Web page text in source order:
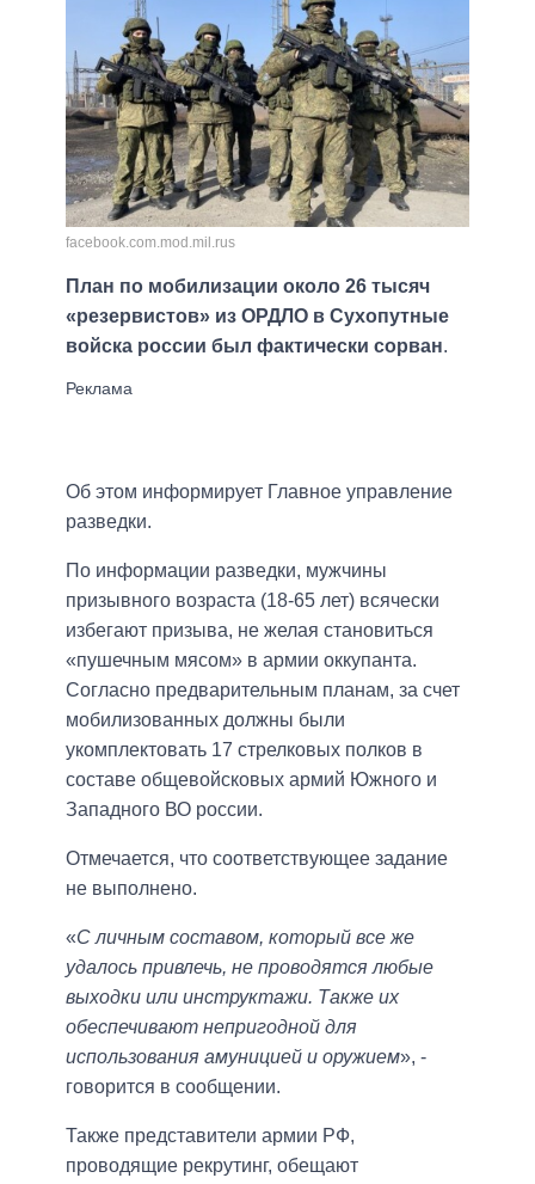
facebook.com.mod.mil.rus
План по мобилизации около 26 тысяч
«резервистов» из ОРДЛО в Сухопутные
войска россии был фактически сорван.
Об этом информирует Главное управление
разведки.
По информации разведки, мужчины
призывного возраста (18-65 лет) всячески
избегают призыва, не желая становиться
«пушечным мясом» в армии оккупанта.
Согласно предварительным планам, за счет
мобилизованных должны были
укомплектовать 17 стрелковых полков в
составе общевойсковых армий Южного и
Западного ВО россии.
Отмечается, что соответствующее задание
не выполнено.
«С личным составом, который все же
удалось привлечь, не проводятся любые
выходки или инструктажи. Также их
обеспечивают непригодной для
использования амуницией и оружием», -
говорится в сообщении.
Также представители армии РФ,
проводящие рекрутинг, обещают